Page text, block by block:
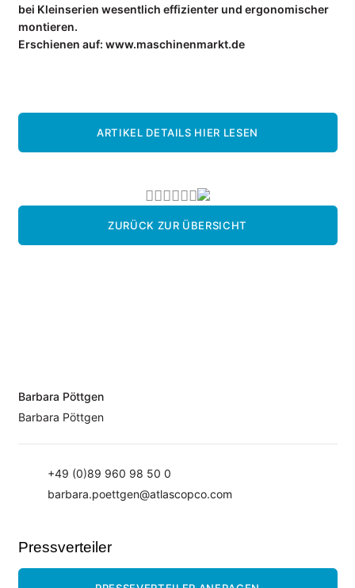
WERKLICHT VIDEO
Referenzen
Partner
INFOCENTER
Wiki: Laserprojektion
KONTAKT
bei Kleinserien wesentlich effizienter und ergonomischer
montieren.
Erschienen auf: www.maschinenmarkt.de
ARTIKEL DETAILS HIER LESEN
ZURÜCK ZUR ÜBERSICHT
Barbara Pöttgen
Barbara Pöttgen
+49 (0)89 960 98 50 0
barbara.poettgen@atlascopco.com
Pressverteiler